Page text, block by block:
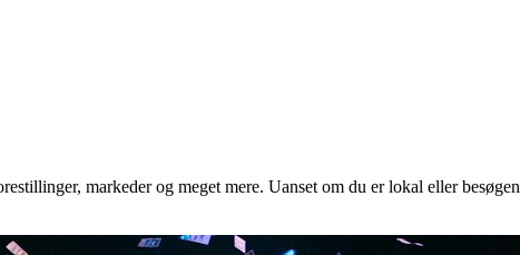
markeder og meget mere. Uanset om du er lokal eller